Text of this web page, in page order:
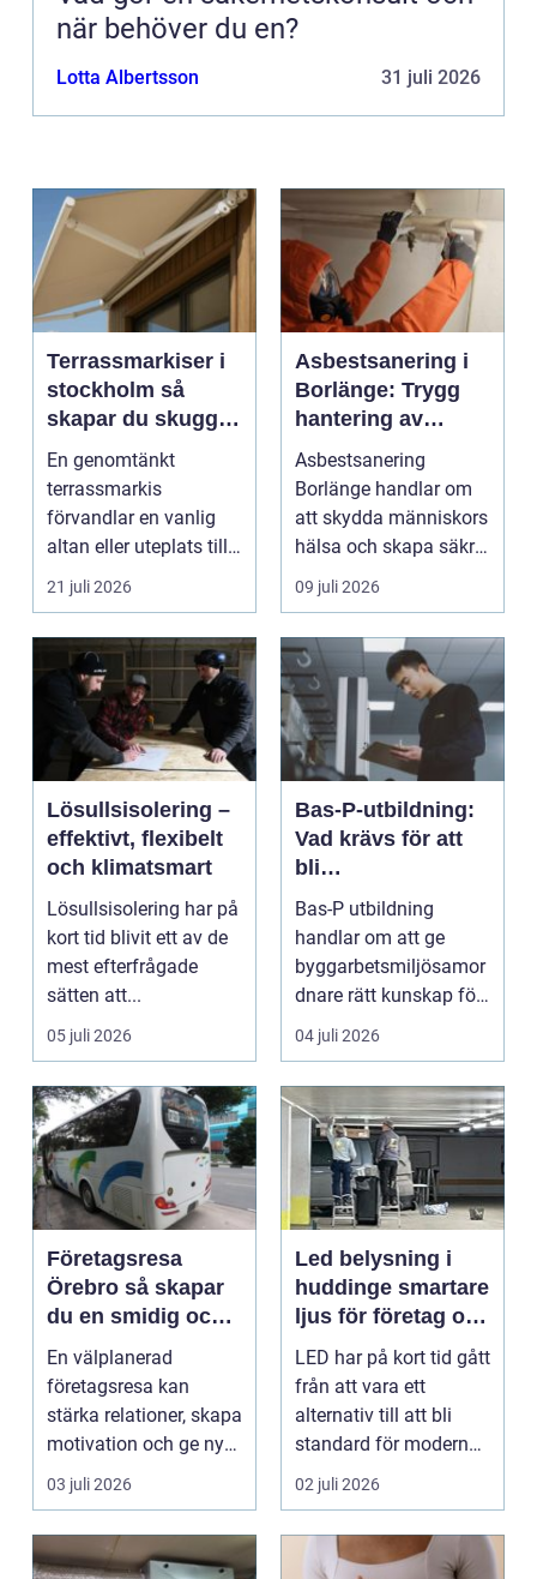
när behöver du en?
Lotta Albertsson 31 juli 2026
Terrassmarkiser i
stockholm så
skapar du skugga,
stil och komfort på
uteplatsen
En genomtänkt
terrassmarkis
förvandlar en vanlig
altan eller uteplats till
ett extra rum under
somma...
21 juli 2026
Asbestsanering i
Borlänge: Trygg
hantering av
farliga fibrer
Asbestsanering
Borlänge handlar om
att skydda människors
hälsa och skapa säkra
m...
09 juli 2026
Lösullsisolering –
effektivt, flexibelt
och klimatsmart
Lösullsisolering har på
kort tid blivit ett av de
mest efterfrågade
sätten att...
05 juli 2026
Bas-P-utbildning:
Vad krävs för att
bli
byggarbetsmiljösa
mordnare?
Bas-P utbildning
handlar om att ge
byggarbetsmiljösamor
dnare rätt kunskap för
att pla...
04 juli 2026
Företagsresa
Örebro så skapar
du en smidig och
minnesvärd resa
för hela teamet
En välplanerad
företagsresa kan
stärka relationer, skapa
motivation och ge ny
energi till både chefe...
03 juli 2026
Led belysning i
huddinge smartare
ljus för företag och
fastigheter
LED har på kort tid gått
från att vara ett
alternativ till att bli
standard för modern
belysning. Fö...
02 juli 2026